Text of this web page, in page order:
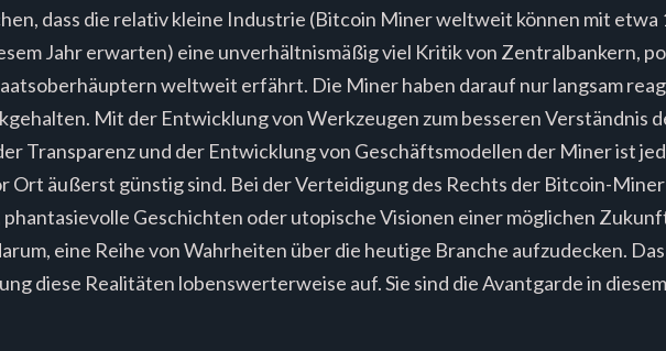
dass die relativ kleine Industrie (Bitcoin Miner weltweit können mit etwa
Jahr erwarten) eine unverhältnismäßig viel Kritik von Zentralbankern,
weltweit erfährt. Die Miner haben darauf nur langsam
Mit der Entwicklung von Werkzeugen zum besseren Verständnis
Transparenz und der Entwicklung von Geschäftsmodellen der Miner ist
Ort äußerst günstig sind. Bei der Verteidigung des Rechts der Bitcoin-
Geschichten oder utopische Visionen einer möglichen
eine Reihe von Wahrheiten über die heutige Branche aufzudecken.
diese Realitäten lobenswerterweise auf. Sie sind die Avantgarde in diesem